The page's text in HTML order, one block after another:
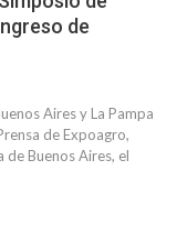
de
Aires y La Pampa
de Expoagro,
de Buenos Aires, el